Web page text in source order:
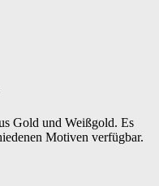
Gold und Weißgold. Es
Motiven verfügbar.